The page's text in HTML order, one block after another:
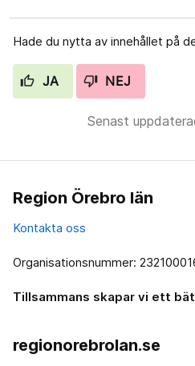
Hade du nytta av innehållet på
JA NEJ
Senast
Region Örebro län
Kontakta oss
Organisationsnummer:
Tillsammans skapar vi ett
regionorebrolan.se